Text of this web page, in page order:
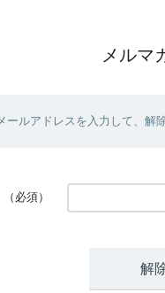
メルマ
ールアドレスを入力して、解
（必須）